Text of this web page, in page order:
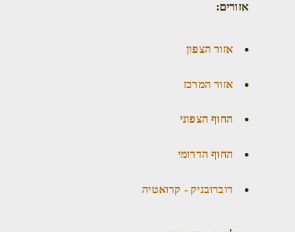
אזורים:
אזור הצפון
אזור המרכז
החוף הצפוני
החוף הדרומי
דוברובניק - קרואטיה